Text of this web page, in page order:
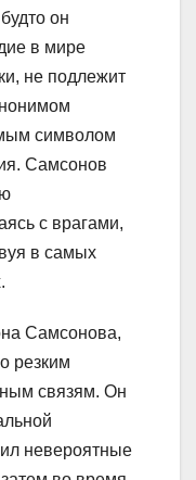
он
в мире
не подлежит
символом
Самсонов
с врагами,
в самых
Самсонова,
резким
связям. Он
невероятные